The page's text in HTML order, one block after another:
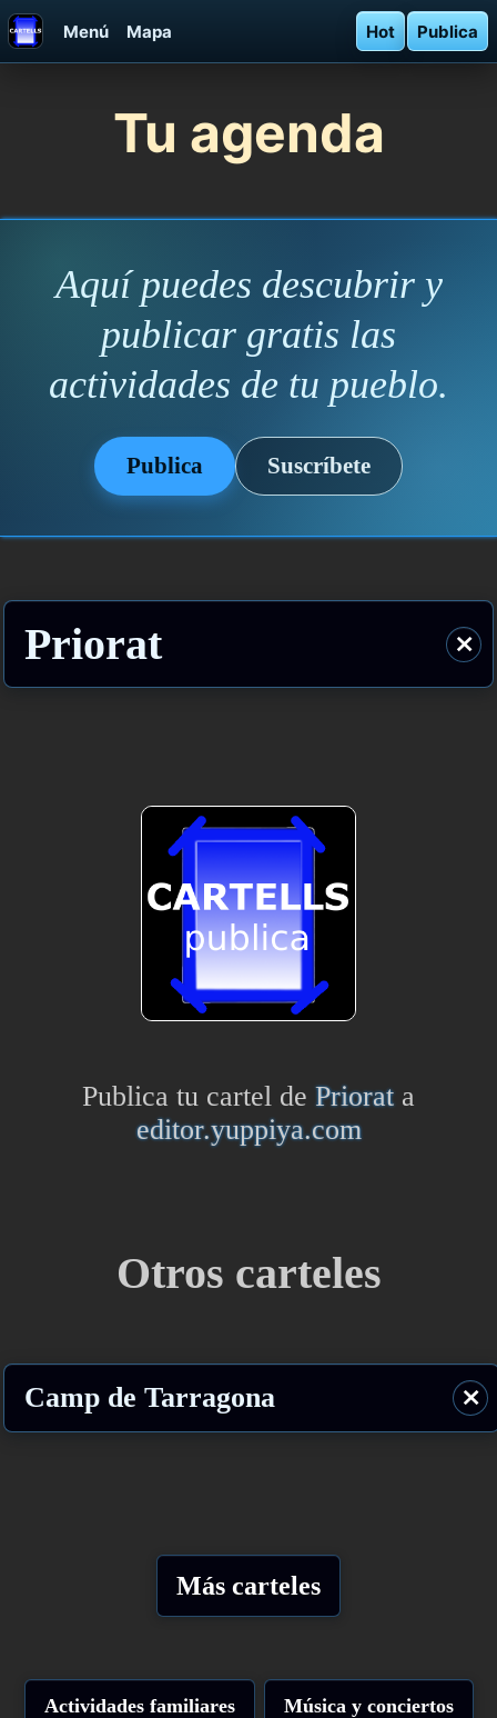
Menú Mapa Hot Publica
Tu agenda
Aquí puedes descubrir y
publicar gratis las
actividades de tu pueblo.
Publica Suscríbete
Priorat ⨯
Publica tu cartel de Priorata
editor.yuppiya.com
Otros carteles
Camp de Tarragona ⨯
Más carteles
Actividades familiares Música y conciertos